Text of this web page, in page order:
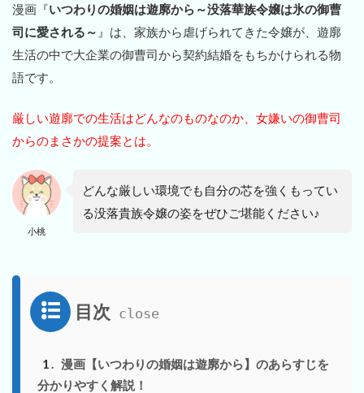
漫画『いつわりの婚姻は遊廓から～没落華族令嬢は氷の御曹
司に愛される～ 』は、家族から虐げられてきた令嬢が、遊廓
生活の中で大企業の御曹司から契約結婚をもちかけられる物
語です。
厳しい遊廓での生活はどんなのものなのか、女嫌いの御曹司
からのまさかの提案とは。
小桃
どんな厳しい環境でも自分の芯を強くもってい
る没落貴族令嬢の姿をぜひご堪能ください♪
目次
1
漫画【いつわりの婚姻は遊廓から】のあらすじを
分かりやすく解説！